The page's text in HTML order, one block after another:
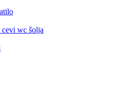
wc šolja